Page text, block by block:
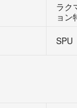
ます。
うか？32bitでしょう
ラク
ョン
SPU